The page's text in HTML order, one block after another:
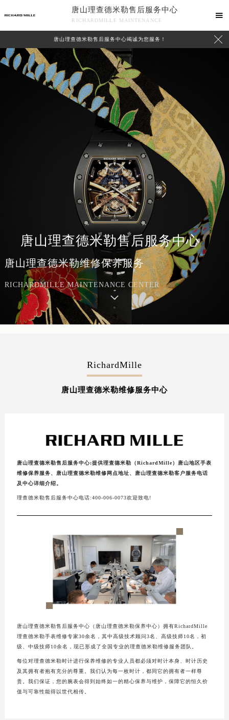
唐山理查德米勒售后服务中心
RICHARDMILLE MAINTENANCE

唐山理查德米勒售后服务中心竭诚为您服务！ 
唐山理查德米勒售后服务中心
唐山理查德米勒维修保养服务
RICHARDMILLE MAINTENANCE CENTER
联系我们
RichardMille
唐山理查德米勒维修服务中心
唐山理查德米勒售后服务中心:提供理查德米勒（RichardMille）唐山地区手表
维修保养服务、唐山理查德米勒维修网点地址、唐山理查德米勒客户服务电话
及中心详细介绍。
理查德米勒售后服务中心电话:400-006-0073欢迎致电!
唐山理查德米勒售后服务中心（唐山理查德米勒保养中心）拥有RichardMille
理查德米勒手表维修专家30余名，其中高级技术顾问3名、高级技师10名，初
级、中级技师10余名，现已形成了全国专业的理查德米勒维修服务团队。
每位对理查德米勒时计进行保养维修的专业人员都必须对时计本身、时计历史
及其拥有者抱有充分的尊重。我们认为每一枚时计，都同它的拥有者一样尊
贵。我们保证，您的腕表会得到始终如一的精心保养与维护，保障它的恒久价
值与可靠性能得以世代相传。